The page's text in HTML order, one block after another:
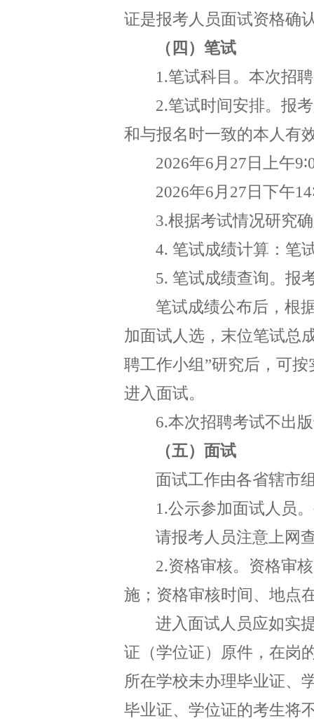
证是报考人员面试资格确
（四）笔试
1.笔试科目。本次招
2.笔试时间安排。报
和与报名时一致的本人有
2026年6 月 27 日上午
2026年6 月 27 日下午
3.根据考试情况研究
4. 笔试成绩计算：笔
5. 笔试成绩查询。报
笔试成绩公布后，根
加面试人选，末位笔试总
聘工作小组”研究后，可
进入面试。
6.本次招聘考试不出
（五）面试
面试工作由各省辖市
1.公示参加面试人员。
请报考人员注意上网
2.资格审核。资格审
施；资格审核时间、地点
进入面试人员应如实
证（学位证）原件，在岗
所在学校未办理毕业证、
毕业证、学位证的考生将